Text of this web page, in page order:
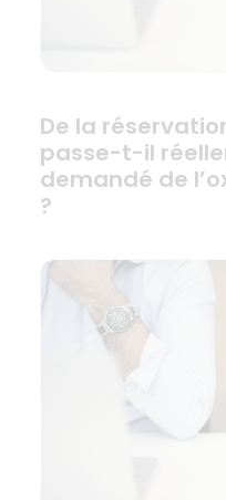
De la
passe-t-il
demandé de
?